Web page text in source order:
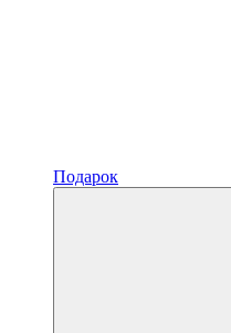
Подарок